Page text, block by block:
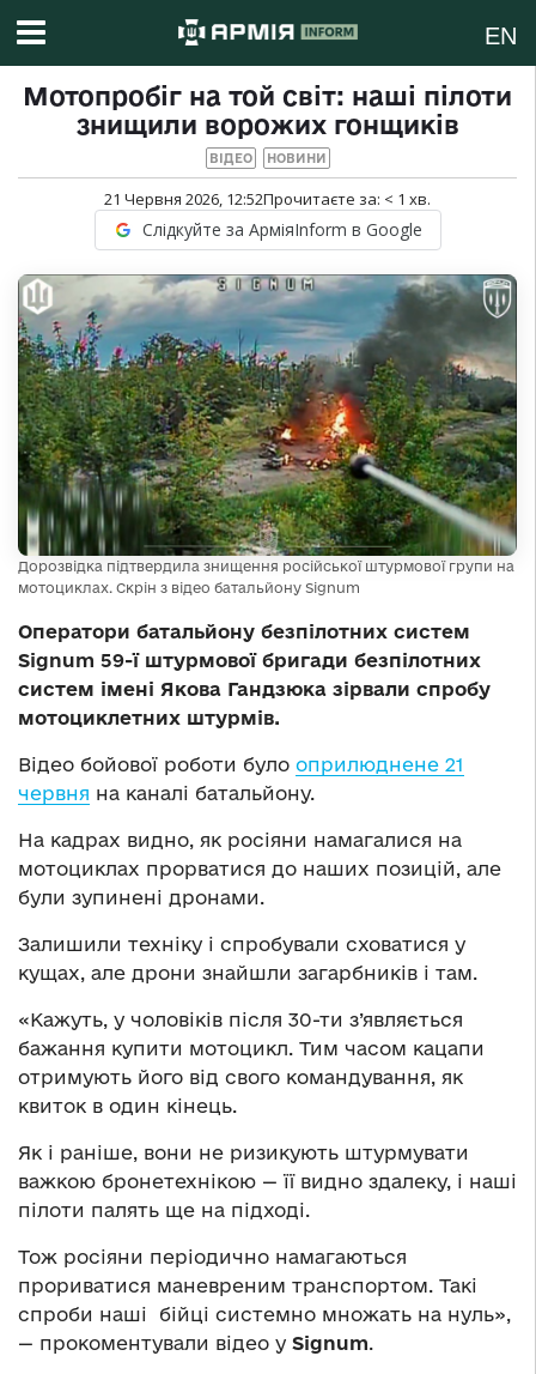
EN
Мотопробіг на той світ: наші пілоти
знищили ворожих гонщиків
ВІДЕО НОВИНИ
21 Червня 2026, 12:52Прочитаєте за: < 1 хв.
Слідкуйте за АрміяInform в Google
Дорозвідка підтвердила знищення російської штурмової групи на
мотоциклах. Скрін з відео батальйону Signum
Оператори батальйону безпілотних систем
Signum 59-ї штурмової бригади безпілотних
систем імені Якова Гандзюка зірвали спробу
мотоциклетних штурмів.
Відео бойової роботи було оприлюднене 21
червня на каналі батальйону.
На кадрах видно, як росіяни намагалися на
мотоциклах прорватися до наших позицій, але
були зупинені дронами.
Залишили техніку і спробували сховатися у
кущах, але дрони знайшли загарбників і там.
«Кажуть, у чоловіків після 30-ти з’являється
бажання купити мотоцикл. Тим часом кацапи
отримують його від свого командування, як
квиток в один кінець.
Як і раніше, вони не ризикують штурмувати
важкою бронетехнікою — її видно здалеку, і наші
пілоти палять ще на підході.
Тож росіяни періодично намагаються
прориватися маневреним транспортом. Такі
спроби наші бійці системно множать на нуль»,
— прокоментували відео у Signum.